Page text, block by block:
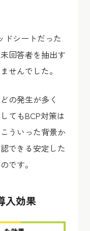
ドシートだった
回答者を抽出す
せんでした。
の発生が多く
てもBCP対策は
ういった背景か
できる安定した
です。
入効果